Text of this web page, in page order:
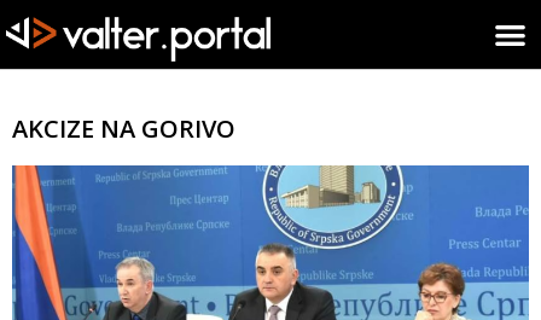
AKCIZE NA GORIVO